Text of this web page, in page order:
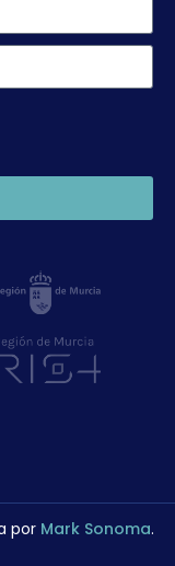
por Mark Sonoma.